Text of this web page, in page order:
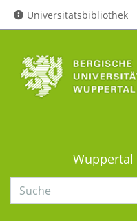
Universitätsbibliothek
Wuppertal